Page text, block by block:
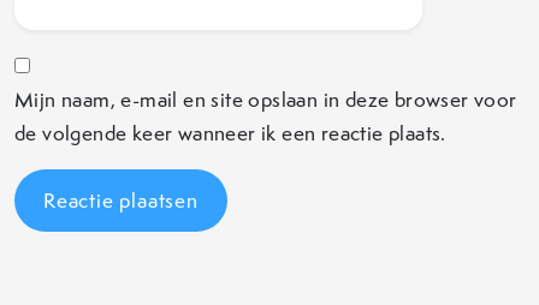
Mijn naam, e-mail en site opslaan in deze browser voor
de volgende keer wanneer ik een reactie plaats.